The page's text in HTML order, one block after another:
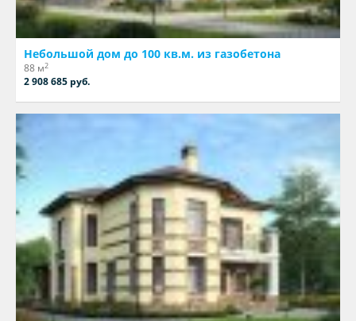
Небольшой дом до 100 кв.м. из газобетона
88 м2
2 908 685 руб.